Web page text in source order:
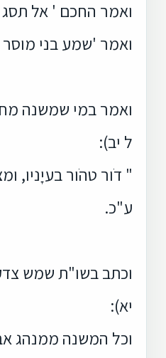
ואמר החכם ' אל תסג
ואמר 'שמע בני מוסר
ואמר במי שמשנה
ל יב):
" דֹור טהֹור בעיָניו,
ע"כ.
וכתב בשו"ת שמש
יא):
וכל המשנה ממנהג